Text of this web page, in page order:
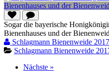
Sogar die bayerische
Bienenhauses und der
Schlagmann Bienenweide 2017
Schlagmann Bienenweide
Nächste »